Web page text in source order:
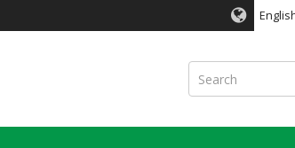
Search